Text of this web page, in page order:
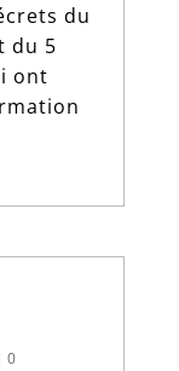
du
du 5
ont